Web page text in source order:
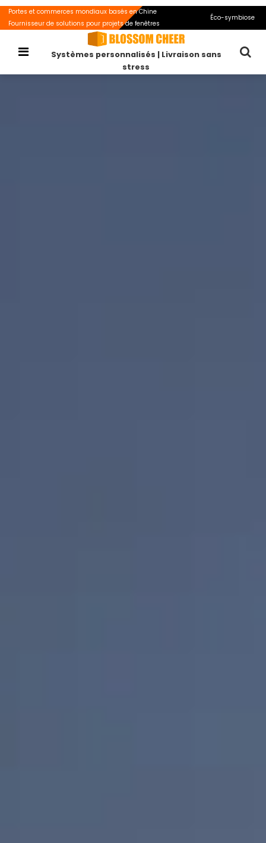
Portes et commerces mondiaux basés en Chine
Fournisseur de solutions pour projets de fenêtres
Éco-symbiose
Systèmes personnalisés | Livraison sans
stress